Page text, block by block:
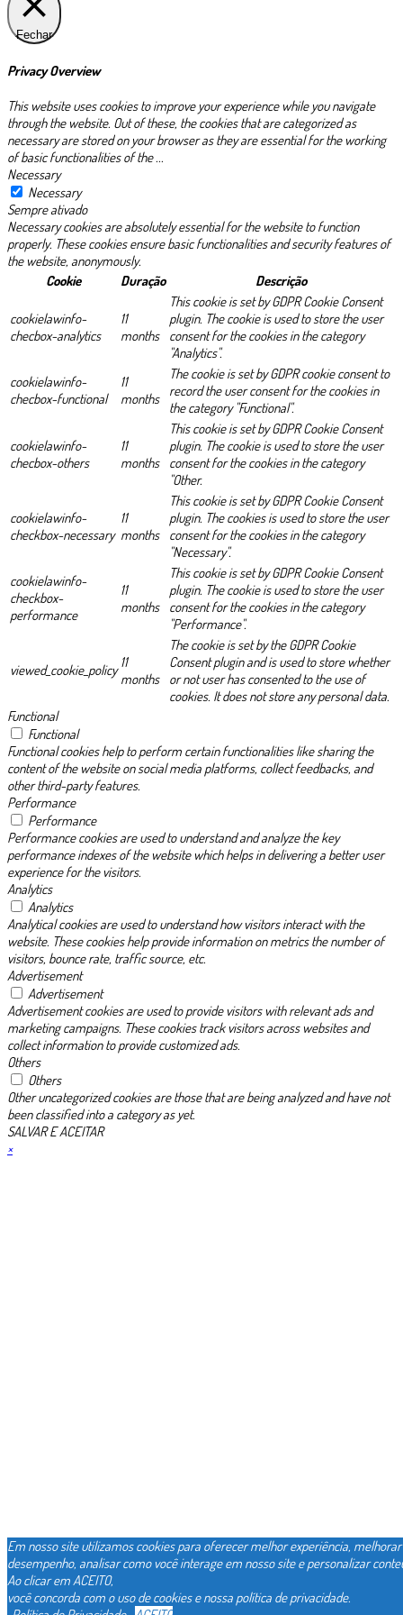
Em nosso site utilizamos cookies para oferecer melhor experiência,
desempenho, analisar como você interage em nosso site e personalizar
Ao clicar em ACEITO,
você concorda com o uso de cookies e nossa política de privacidade.
Fechar
Privacy Overview
This website uses cookies to improve your experience while you navigate
through the website. Out of these, the cookies that are categorized as
necessary are stored on your browser as they are essential for the working
of basic functionalities of the...
Necessary
Necessary
Sempre ativado
Necessary cookies are absolutely essential for the website to function
properly. These cookies ensure basic functionalities and security features of
the website, anonymously.
Cookie
Duração Descrição
cookielawinfo-
checbox-analytics
11
months
This cookie is set by GDPR Cookie Consent
plugin. The cookie is used to store the user
consent for the cookies in the category
"Analytics".
cookielawinfo-
checbox-functional
11
months
The cookie is set by GDPR cookie consent to
record the user consent for the cookies in
the category "Functional".
cookielawinfo-
checbox-others
11
months
This cookie is set by GDPR Cookie Consent
plugin. The cookie is used to store the user
consent for the cookies in the category
"Other.
cookielawinfo-
checkbox-necessary
11
months
This cookie is set by GDPR Cookie Consent
plugin. The cookies is used to store the user
consent for the cookies in the category
"Necessary".
cookielawinfo-
checkbox-
performance
11
months
This cookie is set by GDPR Cookie Consent
plugin. The cookie is used to store the user
consent for the cookies in the category
"Performance".
viewed_cookie_policy 11
months
The cookie is set by the GDPR Cookie
Consent plugin and is used to store whether
or not user has consented to the use of
cookies. It does not store any personal data.
Functional
Functional
Functional cookies help to perform certain functionalities like sharing the
content of the website on social media platforms, collect feedbacks, and
other third-party features.
Performance
Performance
Performance cookies are used to understand and analyze the key
performance indexes of the website which helps in delivering a better user
experience for the visitors.
Analytics
Analytics
Analytical cookies are used to understand how visitors interact with the
website. These cookies help provide information on metrics the number of
visitors, bounce rate, traffic source, etc.
Advertisement
Advertisement
Advertisement cookies are used to provide visitors with relevant ads and
marketing campaigns. These cookies track visitors across websites and
collect information to provide customized ads.
Others
Others
Other uncategorized cookies are those that are being analyzed and have not
been classified into a category as yet.
SALVAR E ACEITAR
×